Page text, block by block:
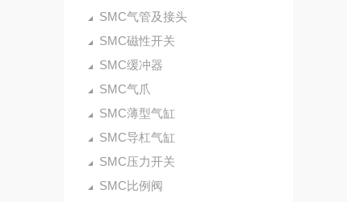
SMC气管及接头
SMC磁性开关
SMC缓冲器
SMC气爪
SMC薄型气缸
SMC导杠气缸
SMC压力开关
SMC比例阀